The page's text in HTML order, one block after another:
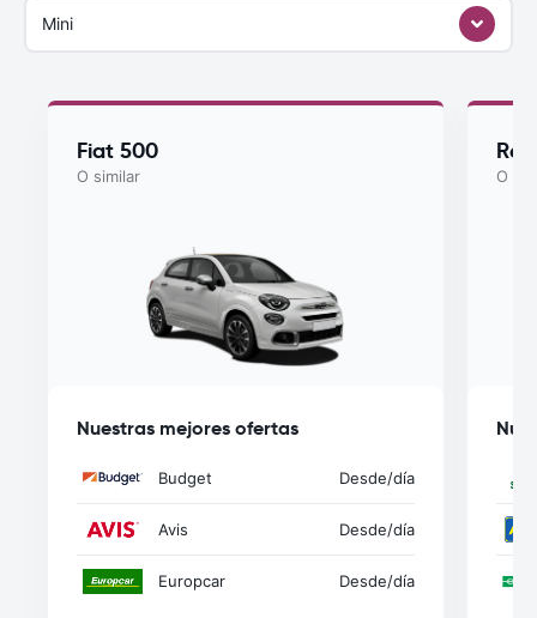
Mini
Fiat 500
O similar
Nuestras mejores ofertas
Budget Desde/día
Avis Desde/día
Europcar Desde/día
O